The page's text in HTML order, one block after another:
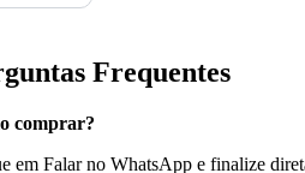
Frequentes
comprar?
em Falar no WhatsApp e finalize